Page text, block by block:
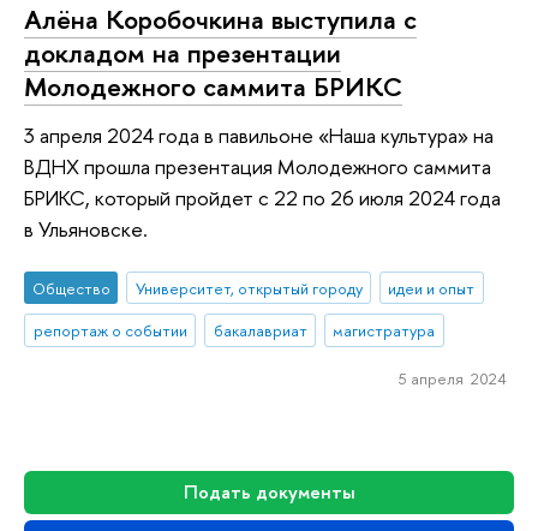
Подать документы
Алёна Коробочкина выступила с
докладом на презентации
Молодежного саммита БРИКС
3 апреля 2024 года в павильоне «Наша культура» на
ВДНХ прошла презентация Молодежного саммита
БРИКС, который пройдет с 22 по 26 июля 2024 года
в Ульяновске.
Общество Университет, открытый городу
идеи и опыт
репортаж о событии
бакалавриат магистратура
5 апреля 2024